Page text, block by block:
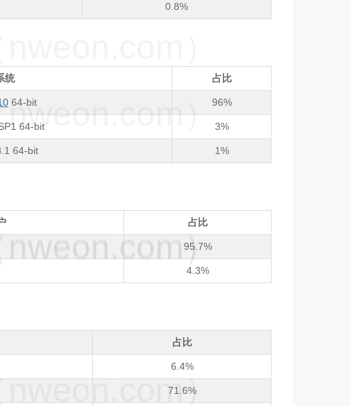
0.8%
统 占比
64-bit 96%
64-bit 3%
64-bit 1%
）
占比
95.7%
4.3%
）
占比
6.4%
71.6%）
）
）